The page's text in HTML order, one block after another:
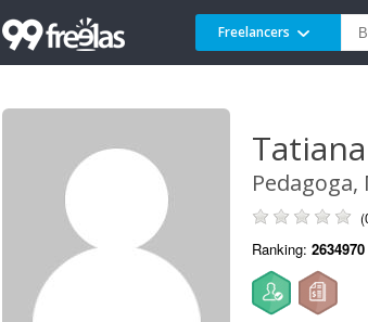
Freelancers
Tatiana
Ranking: 2634970